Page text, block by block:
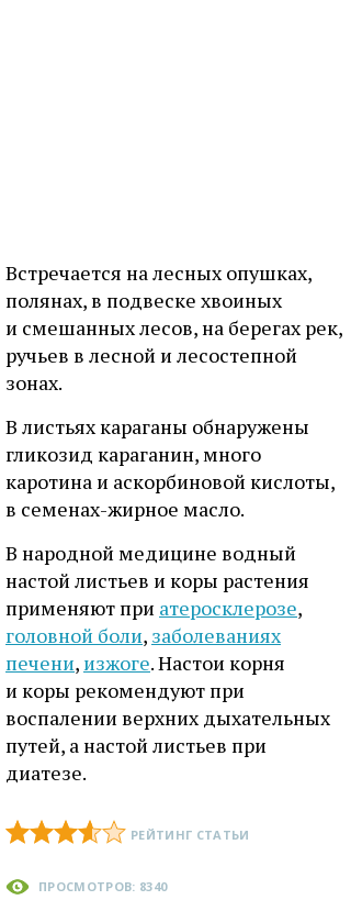
Встречается на лесных опушках,
полянах, в подвеске хвоиных
и смешанных лесов, на берегах рек,
ручьев в лесной и лесостепной
зонах.
В листьях караганы обнаружены
гликозид караганин, много
каротина и аскорбиновой кислоты,
в семенах-жирное масло.
В народной медицине водный
настой листьев и коры растения
применяют при атеросклерозе,
головной боли, заболеваниях
печени, изжоге. Настои корня
и коры рекомендуют при
воспалении верхних дыхательных
путей, а настой листьев при
диатезе.
РЕЙТИНГ СТАТЬИ
ПРОСМОТРОВ: 8340